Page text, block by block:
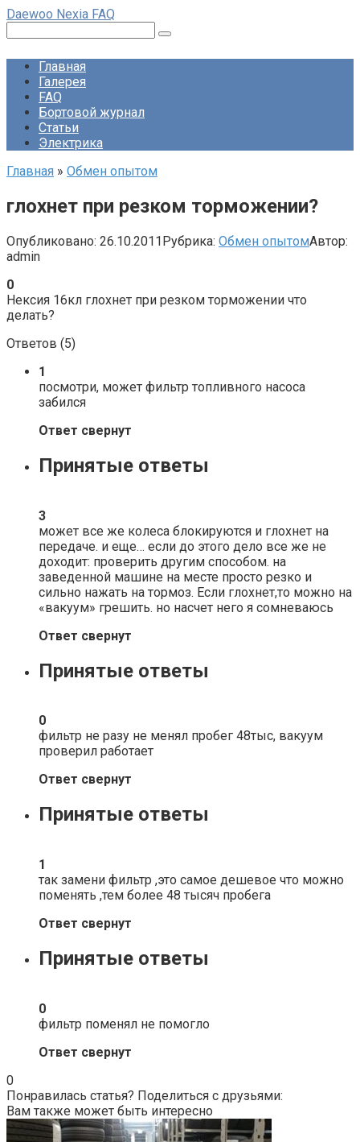
Перейти
контенту
Daewoo Nexia FAQ
Главная
Галерея
FAQ
Бортовой журнал
Статьи
Электрика
Главная » Обмен опытом
глохнет при резком торможении?
Опубликовано: 26.10.2011Рубрика: Обмен опытомАвтор:
admin
0
Нексия 16кл глохнет при резком торможении что
делать?
Ответов (5)
1
посмотри, может фильтр топливного насоса
забился
Ответ свернут
Принятые ответы
3
может все же колеса блокируются и глохнет на
передаче. и еще… если до этого дело все же не
доходит: проверить другим способом. на
заведенной машине на месте просто резко и
сильно нажать на тормоз. Если глохнет,то можно на
«вакуум» грешить. но насчет него я сомневаюсь
Ответ свернут
Принятые ответы
0
фильтр не разу не менял пробег 48тыс, вакуум
проверил работает
Ответ свернут
Принятые ответы
1
так замени фильтр ,это самое дешевое что можно
поменять ,тем более 48 тысяч пробега
Ответ свернут
Принятые ответы
0
фильтр поменял не помогло
Ответ свернут
0
Понравилась статья? Поделиться с друзьями:
Вам также может быть интересно